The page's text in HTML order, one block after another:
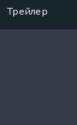
Трейлер